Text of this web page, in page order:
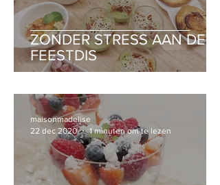
ZONDER STRESS AAN DE
FEESTDIS
maisonmadelise
22 dec 2020
1 minuten om te lezen